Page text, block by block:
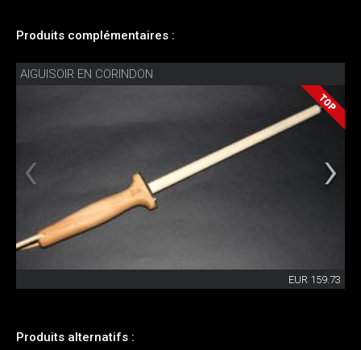
Produits complémentaires :
AIGUISOIR EN CORINDON
EUR 159.73
Produits alternatifs :